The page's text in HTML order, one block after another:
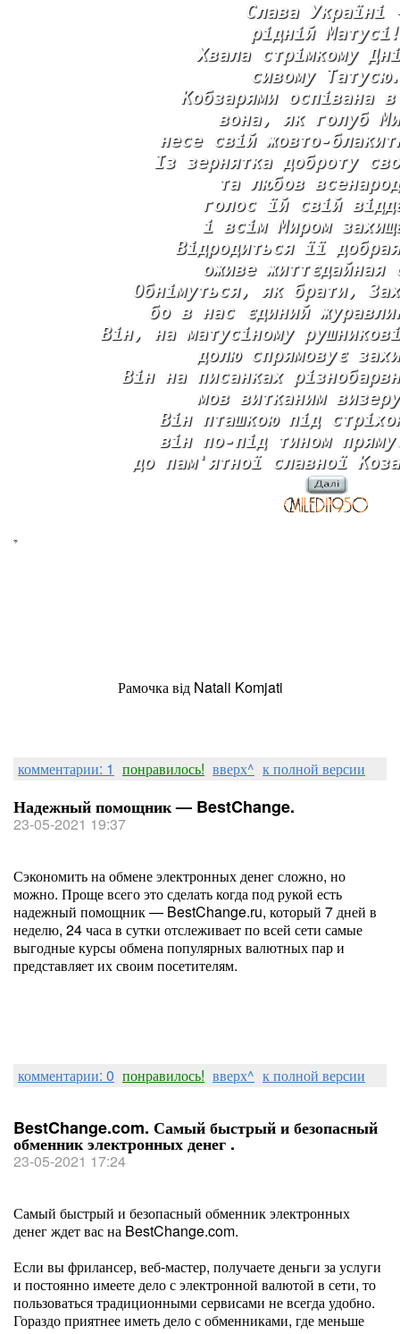
Слава Україні
рідній Матусі!
Хвала стрімкому
сивому Татусю.
Кобзарями оспівана
вона, як голуб
несе свій жовто-
Із зернятка доброту
та любов
голос їй свій
і всім Миром
Відродиться її
оживе життєдайная
Обнімуться, як брати,
бо в нас єдиний
Він, на матусіному
долю спрямовує
Він на писанках
мов витканим
Він пташкою під
він по-під тином
до пам'ятної славної
Рамочка від Natali Komjati
комментарии: 1 понравилось! вверх^ к полной версии
Надежный помощник — BestChange.
23-05-2021 19:37
Сэкономить на обмене электронных денег сложно, но
можно. Проще всего это сделать когда под рукой есть
надежный помощник — BestChange.ru, который 7 дней в
неделю, 24 часа в сутки отслеживает по всей сети самые
выгодные курсы обмена популярных валютных пар и
представляет их своим посетителям.
комментарии: 0 понравилось! вверх^ к полной версии
BestChange.com. Самый быстрый и безопасный
обменник электронных денег .
23-05-2021 17:24
Самый быстрый и безопасный обменник электронных
денег ждет вас на BestChange.com.
Если вы фрилансер, веб-мастер, получаете деньги за услуги
и постоянно имеете дело с электронной валютой в сети, то
пользоваться традиционными сервисами не всегда удобно.
Гораздо приятнее иметь дело с обменниками, где меньше